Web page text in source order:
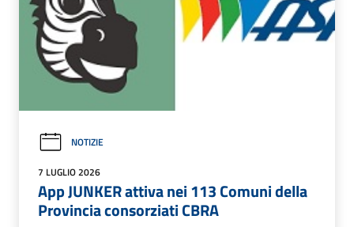
NOTIZIE
7 LUGLIO 2026
App JUNKER attiva nei 113 Comuni della
Provincia consorziati CBRA